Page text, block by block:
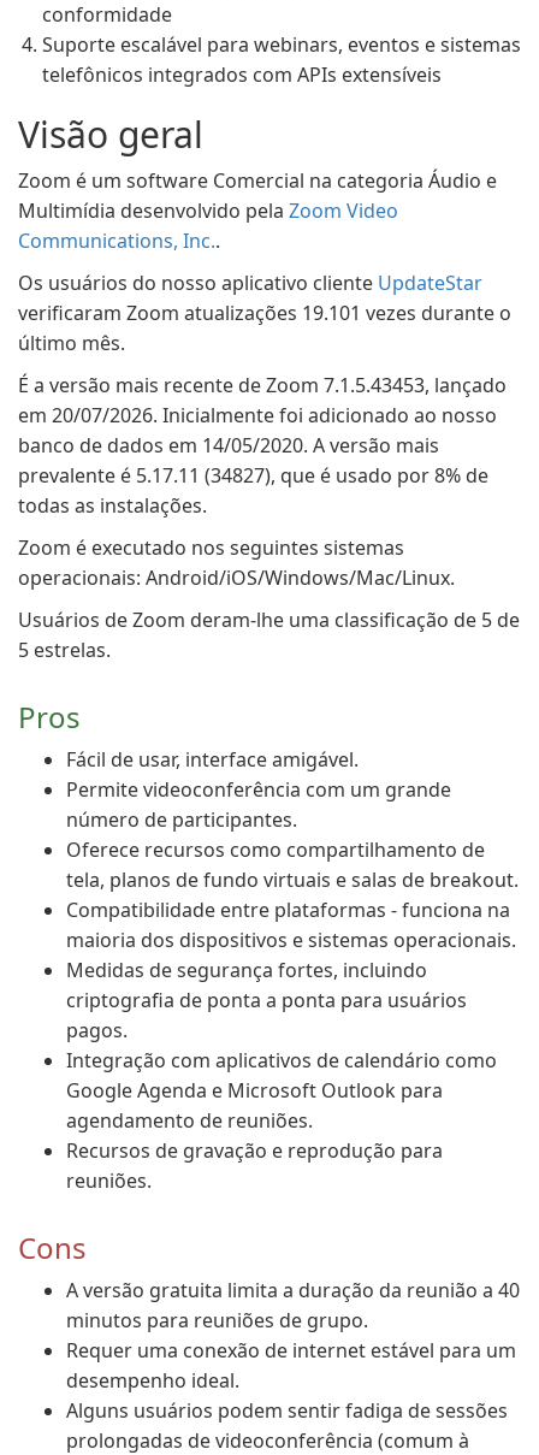
conformidade
Suporte escalável para webinars, eventos e sistemas
telefônicos integrados com APIs extensíveis
Visão geral
Zoom é um software Comercial na categoria Áudio e
Multimídia desenvolvido pela Zoom Video
Communications, Inc..
Os usuários do nosso aplicativo cliente UpdateStar
verificaram Zoom atualizações 19.101 vezes durante o
último mês.
É a versão mais recente de Zoom 7.1.5.43453, lançado
em 20/07/2026. Inicialmente foi adicionado ao nosso
banco de dados em 14/05/2020. A versão mais
prevalente é 5.17.11 (34827), que é usado por 8% de
todas as instalações.
Zoom é executado nos seguintes sistemas
operacionais: Android/iOS/Windows/Mac/Linux.
Usuários de Zoom deram-lhe uma classificação de 5 de
5 estrelas.
Pros
Fácil de usar, interface amigável.
Permite videoconferência com um grande
número de participantes.
Oferece recursos como compartilhamento de
tela, planos de fundo virtuais e salas de breakout.
Compatibilidade entre plataformas - funciona na
maioria dos dispositivos e sistemas operacionais.
Medidas de segurança fortes, incluindo
criptografia de ponta a ponta para usuários
pagos.
Integração com aplicativos de calendário como
Google Agenda e Microsoft Outlook para
agendamento de reuniões.
Recursos de gravação e reprodução para
reuniões.
Cons
A versão gratuita limita a duração da reunião a 40
minutos para reuniões de grupo.
Requer uma conexão de internet estável para um
desempenho ideal.
Alguns usuários podem sentir fadiga de sessões
prolongadas de videoconferência (comum à